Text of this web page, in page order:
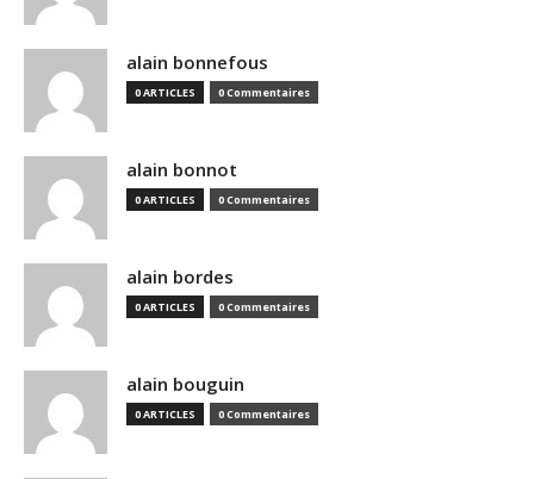
alain bonnefous
0 ARTICLES 0 Commentaires
alain bonnot
0 ARTICLES 0 Commentaires
alain bordes
0 ARTICLES 0 Commentaires
alain bouguin
0 ARTICLES 0 Commentaires